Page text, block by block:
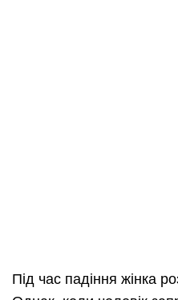
Під час падіння жінка